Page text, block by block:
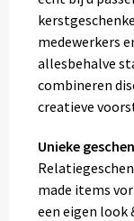
medewerkers
allesbehalve
combineren
creatieve
Unieke
made items
een eigen look